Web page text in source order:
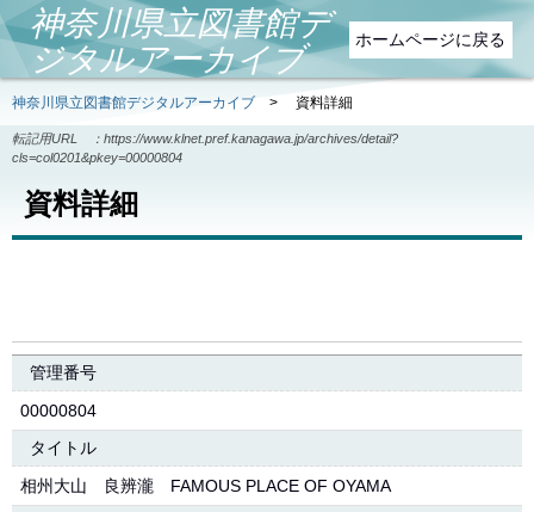
ホームページに戻る
神奈川県立図書館デ
ジタルアーカイブ
神奈川県立図書館デジタルアーカイブ> 資料詳細
転記用URL ： https://www.klnet.pref.kanagawa.jp/archives/detail?
cls=col0201&pkey=00000804
資料詳細
管理番号
00000804
タイトル
相州大山 良辨瀧 FAMOUS PLACE OF OYAMA